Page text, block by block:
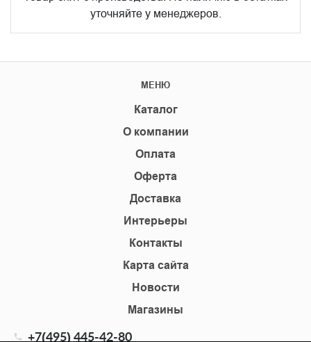
уточняйте у менеджеров.
МЕНЮ
Каталог
О компании
Оплата
Оферта
Доставка
Интерьеры
Контакты
Карта сайта
Новости
Магазины
+7(495) 445-42-80